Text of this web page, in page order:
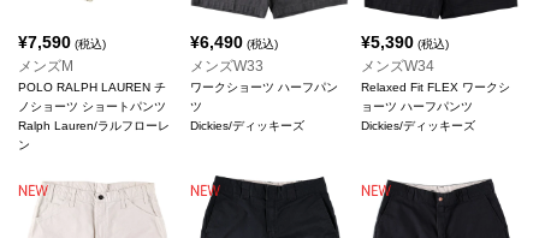
¥7,590 (税込)
メンズM
POLO RALPH LAUREN チ
ノショーツ ショートパンツ
Ralph Lauren/ラルフローレ
ン
¥6,490(税込)
メンズW33
ワークショーツ ハーフパン
ツ
Dickies/ディッキーズ
¥5,390 (税込)
メンズW34
Relaxed Fit FLEX ワークシ
ョーツ ハーフパンツ
Dickies/ディッキーズ